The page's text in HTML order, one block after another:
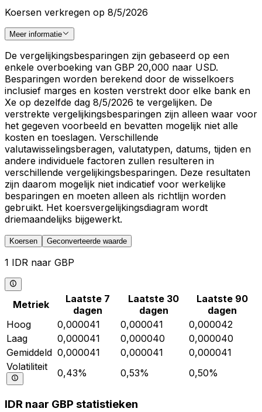
Koersen verkregen op 8/5/2026
Meer informatie
De vergelijkingsbesparingen zijn gebaseerd op een
enkele overboeking van GBP 20,000 naar USD.
Besparingen worden berekend door de wisselkoers
inclusief marges en kosten verstrekt door elke bank en
Xe op dezelfde dag 8/5/2026 te vergelijken. De
verstrekte vergelijkingsbesparingen zijn alleen waar voor
het gegeven voorbeeld en bevatten mogelijk niet alle
kosten en toeslagen. Verschillende
valutawisselingsberagen, valutatypen, datums, tijden en
andere individuele factoren zullen resulteren in
verschillende vergelijkingsbesparingen. Deze resultaten
zijn daarom mogelijk niet indicatief voor werkelijke
besparingen en moeten alleen als richtlijn worden
gebruikt. Het koersvergelijkingsdiagram wordt
driemaandelijks bijgewerkt.
Koersen Geconverteerde waarde
1 IDR naar GBP
Metriek
Laatste 7
dagen
Laatste 30
dagen
Laatste 90
dagen
Hoog
0,000041 0,000041
0,000042
Laag
0,000041 0,000040
0,000040
Gemiddeld 0,000041 0,000041
0,000041
Volatiliteit
0,43% 0,53% 0,50%
IDR naar GBP statistieken